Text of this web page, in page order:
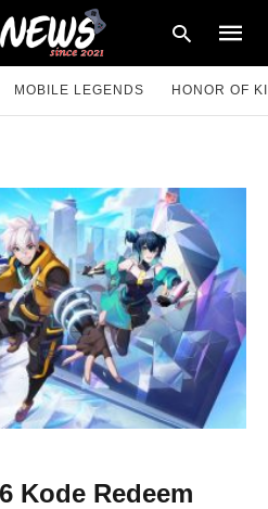
your
and
hit
enter:
MOBILE LEGENDS HONOR OF
Kode Redeem